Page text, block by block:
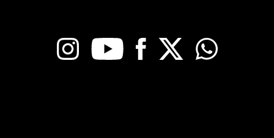
InstagramYoutube Facebook
X Whatsapp